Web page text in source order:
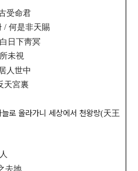
受命君
/ 何是非天賜
白日下靑冥
未視
人世中
天宮裏
로 올라가니 세상에서 천왕랑(天王
去地